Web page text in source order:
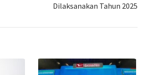
Dilaksanakan Tahun 2025